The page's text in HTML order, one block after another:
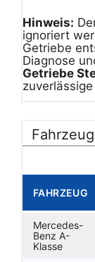
Hinweis:
ignoriert
Getriebe
Diagnose
Getriebe
FAHRZEUG
Mercedes-
Benz A-
Klasse